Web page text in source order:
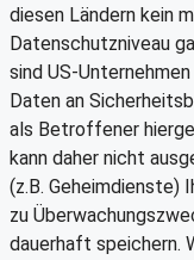
diesen Ländern kein
Datenschutzniveau
sind US-
Daten an
als Betroffener
kann daher nicht
(z.B. Geheimdienste)
zu
dauerhaft speichern.